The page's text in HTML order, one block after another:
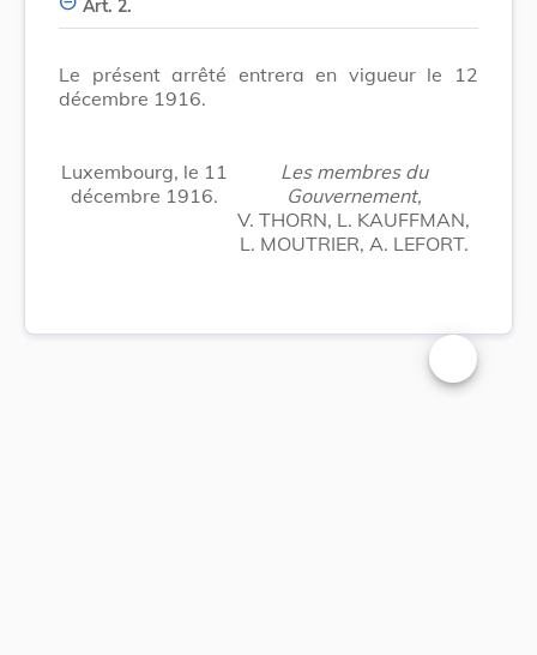
Art. 2.
Le présent arrêté entrera en vigueur le 12
décembre 1916.
Luxembourg, le 11
décembre 1916.
Les membres du
Gouvernement,
V. THORN, L. KAUFFMAN,
L. MOUTRIER, A. LEFORT.
Changer la